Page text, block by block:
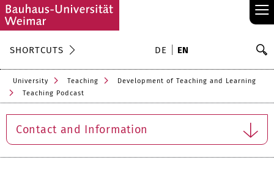
≡
SHORTCUTS DE EN
University Teaching
Development of Teaching and Learning
Teaching Podcast
Contact and Information